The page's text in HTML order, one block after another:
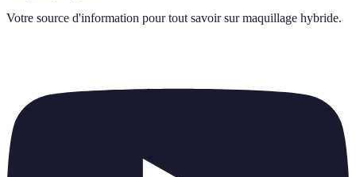
Votre source d'information pour tout savoir sur maquillage hybride.